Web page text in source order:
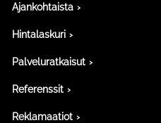
Ajankohtaista
Hintalaskuri
Palveluratkaisut
Referenssit
Reklamaatiot